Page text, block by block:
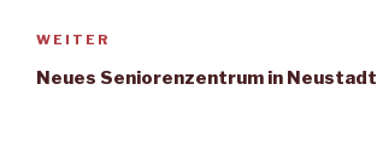
Nächster
Beitrag
WEITER
Neues Seniorenzentrum in Neustadt